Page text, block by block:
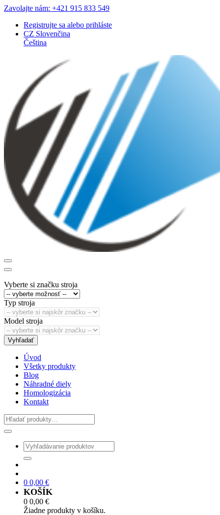
Zavolajte nám: +421 915 833 549
Registrujte sa alebo prihláste
CZ Slovenčina
Čeština
Vyberte si značku stroja
Typ stroja
Model stroja
Vyhľadať
Úvod
Všetky produkty
Blog
Náhradné diely
Homologizácia
Kontakt
0 0,00 €
KOŠÍK
0 0,00 €
Žiadne produkty v košíku.